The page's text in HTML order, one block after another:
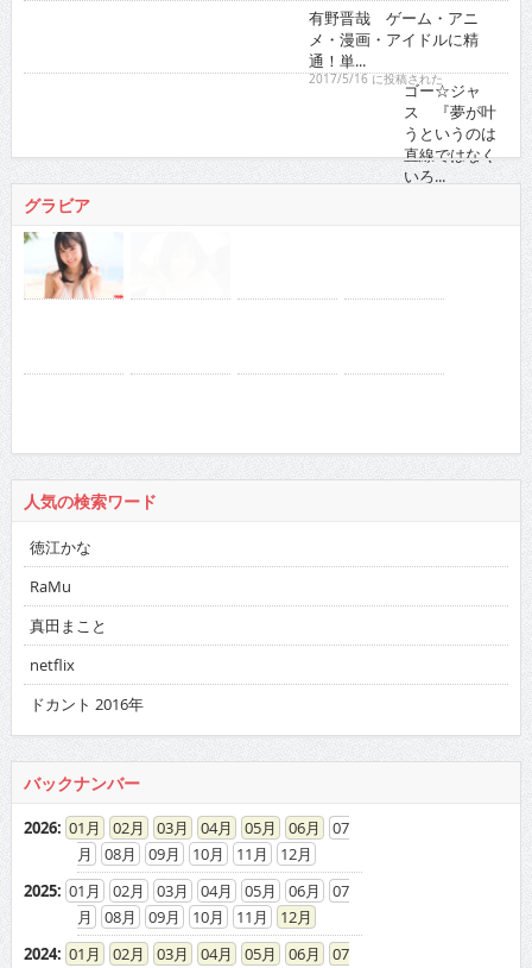
有野晋哉 ゲーム・アニメ・漫画・アイドルに精通！
ゴー☆ジャス 『夢が叶うというのは直線ではなくい
グラビア
人気の検索ワード
徳江かな
RaMu
真田まこと
netflix
ドカント 2016年
バックナンバー
2026: 01 02 03 04 05 06
07
08
09 10 11
12
2025: 01 02 03 04 05 06
07
08
09 10 11
12
2024: 01 02 03 04 05 06
07